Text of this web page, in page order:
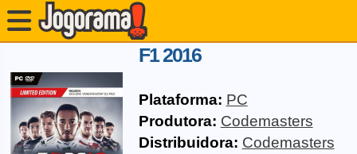
F1 2016
Plataforma: PC
Produtora: Codemasters
Distribuidora: Codemasters